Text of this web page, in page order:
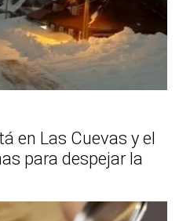
en Las Cuevas y el
para despejar la